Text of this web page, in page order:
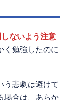
ないよう注意
く勉強したのに
う悲劇は避けて
場合は、あらか